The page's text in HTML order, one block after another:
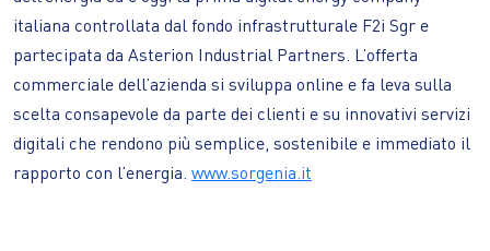
italiana controllata dal fondo infrastrutturale F2i Sgr e
partecipata da Asterion Industrial Partners. L’offerta
commerciale dell’azienda si sviluppa online e fa leva sulla
scelta consapevole da parte dei clienti e su innovativi servizi
digitali che rendono più semplice, sostenibile e immediato il
rapporto con l’energia. www.sorgenia.it